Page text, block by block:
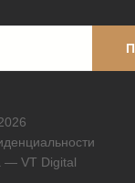
— VT Digital